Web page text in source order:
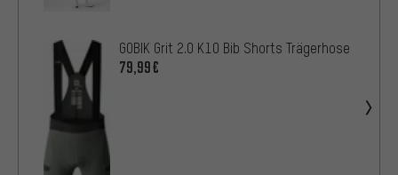
GOBIK Grit 2.0 K10 Bib Shorts Trägerhose
79,99€